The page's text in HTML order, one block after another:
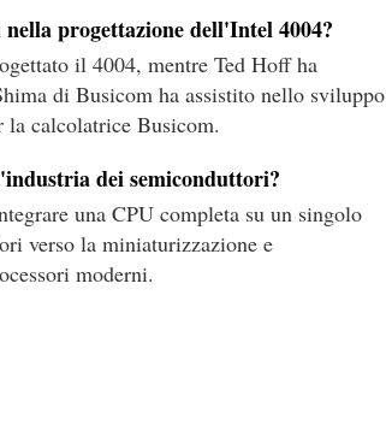
progettazione dell'Intel 4004?
il 4004, mentre Ted Hoff ha
di Busicom ha assistito nello sviluppo
la calcolatrice Busicom.
dei semiconduttori?
una CPU completa su un singolo
verso la miniaturizzazione e
moderni.